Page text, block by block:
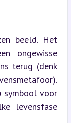
beeld. Het
ongewisse
terug (denk
symbool voor
levensfase